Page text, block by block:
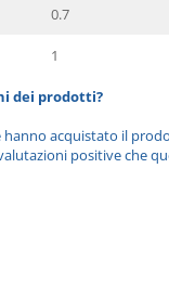
0.7
1
dei prodotti?
hanno acquistato il
positive che